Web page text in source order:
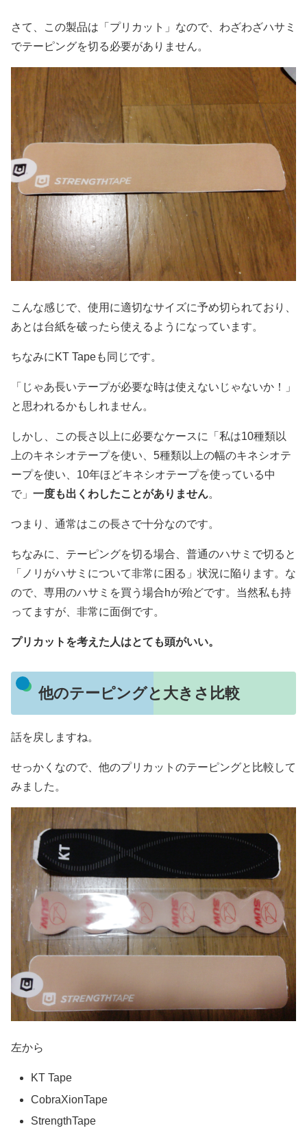
さて、この製品は「プリカット」なので、わざわざハサミ
でテーピングを切る必要がありません。
こんな感じで、使用に適切なサイズに予め切られており、
あとは台紙を破ったら使えるようになっています。
ちなみにKT Tapeも同じです。
「じゃあ長いテープが必要な時は使えないじゃないか！」
と思われるかもしれません。
しかし、この長さ以上に必要なケースに「私は10種類以
上のキネシオテープを使い、5種類以上の幅のキネシオテ
ープを使い、10年ほどキネシオテープを使っている中
で」 一度も出くわしたことがありません。
つまり、通常はこの長さで十分なのです。
ちなみに、テーピングを切る場合、普通のハサミで切ると
「ノリがハサミについて非常に困る」状況に陥ります。な
ので、専用のハサミを買う場合hが殆どです。当然私も持
ってますが、非常に面倒です。
プリカットを考えた人はとても頭がいい。
他のテーピングと大きさ比較
話を戻しますね。
せっかくなので、他のプリカットのテーピングと比較して
みました。
左から
KT Tape
CobraXionTape
StrengthTape